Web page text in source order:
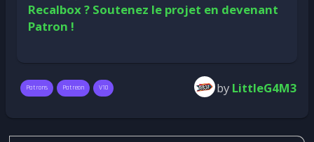
Recalbox ? Soutenez le projet en devenant
Patron !
Patrons Patreon V10 by LittleG4M3